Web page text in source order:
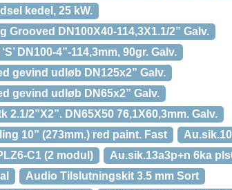
kedel, 25 kW.
DN100X40-114,3X1.1/2” Galv.
DN100-4”-114,3mm, 90gr. Galv.
gevind udløb DN125x2” Galv.
gevind udløb DN65x2” Galv.
2.1/2”X2”. DN65X50 76,1X60,3mm. Galv.
10” (273mm.) red paint. Fast
C1 (2 modul)
Au.sik.13a3p+n 6ka
Audio Tilslutningskit 3.5 mm Sort